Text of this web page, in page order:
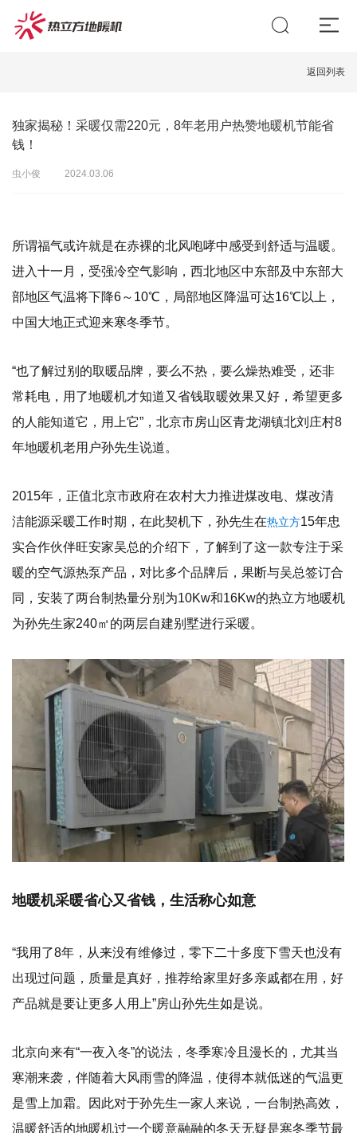
返回列表
独家揭秘！采暖仅需220元，8年老用户热赞地暖机节能省
钱！
虫小俊 2024.03.06
所谓福气或许就是在赤裸的北风咆哮中感受到舒适与温暖。
进入十一月，受强冷空气影响，西北地区中东部及中东部大
部地区气温将下降6～10℃，局部地区降温可达16℃以上，
中国大地正式迎来寒冬季节。
“也了解过别的取暖品牌，要么不热，要么燥热难受，还非
常耗电，用了地暖机才知道又省钱取暖效果又好，希望更多
的人能知道它，用上它”，北京市房山区青龙湖镇北刘庄村8
年地暖机老用户孙先生说道。
2015年，正值北京市政府在农村大力推进煤改电、煤改清
洁能源采暖工作时期，在此契机下，孙先生在热立方15年忠
实合作伙伴旺安家吴总的介绍下，了解到了这一款专注于采
暖的空气源热泵产品，对比多个品牌后，果断与吴总签订合
同，安装了两台制热量分别为10Kw和16Kw的热立方地暖机
为孙先生家240㎡的两层自建别墅进行采暖。
地暖机采暖省心又省钱，生活称心如意
“我用了8年，从来没有维修过，零下二十多度下雪天也没有
出现过问题，质量是真好，推荐给家里好多亲戚都在用，好
产品就是要让更多人用上”房山孙先生如是说。
北京向来有“一夜入冬”的说法，冬季寒冷且漫长的，尤其当
寒潮来袭，伴随着大风雨雪的降温，使得本就低迷的气温更
是雪上加霜。因此对于孙先生一家人来说，一台制热高效，
温暖舒适的地暖机过一个暖意融融的冬天无疑是寒冬季节最